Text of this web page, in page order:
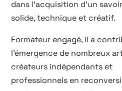
dans l’acquisition d’un
solide, technique et créatif.
Formateur engagé, il a
l’émergence de nombreux
créateurs indépendants et
professionnels en